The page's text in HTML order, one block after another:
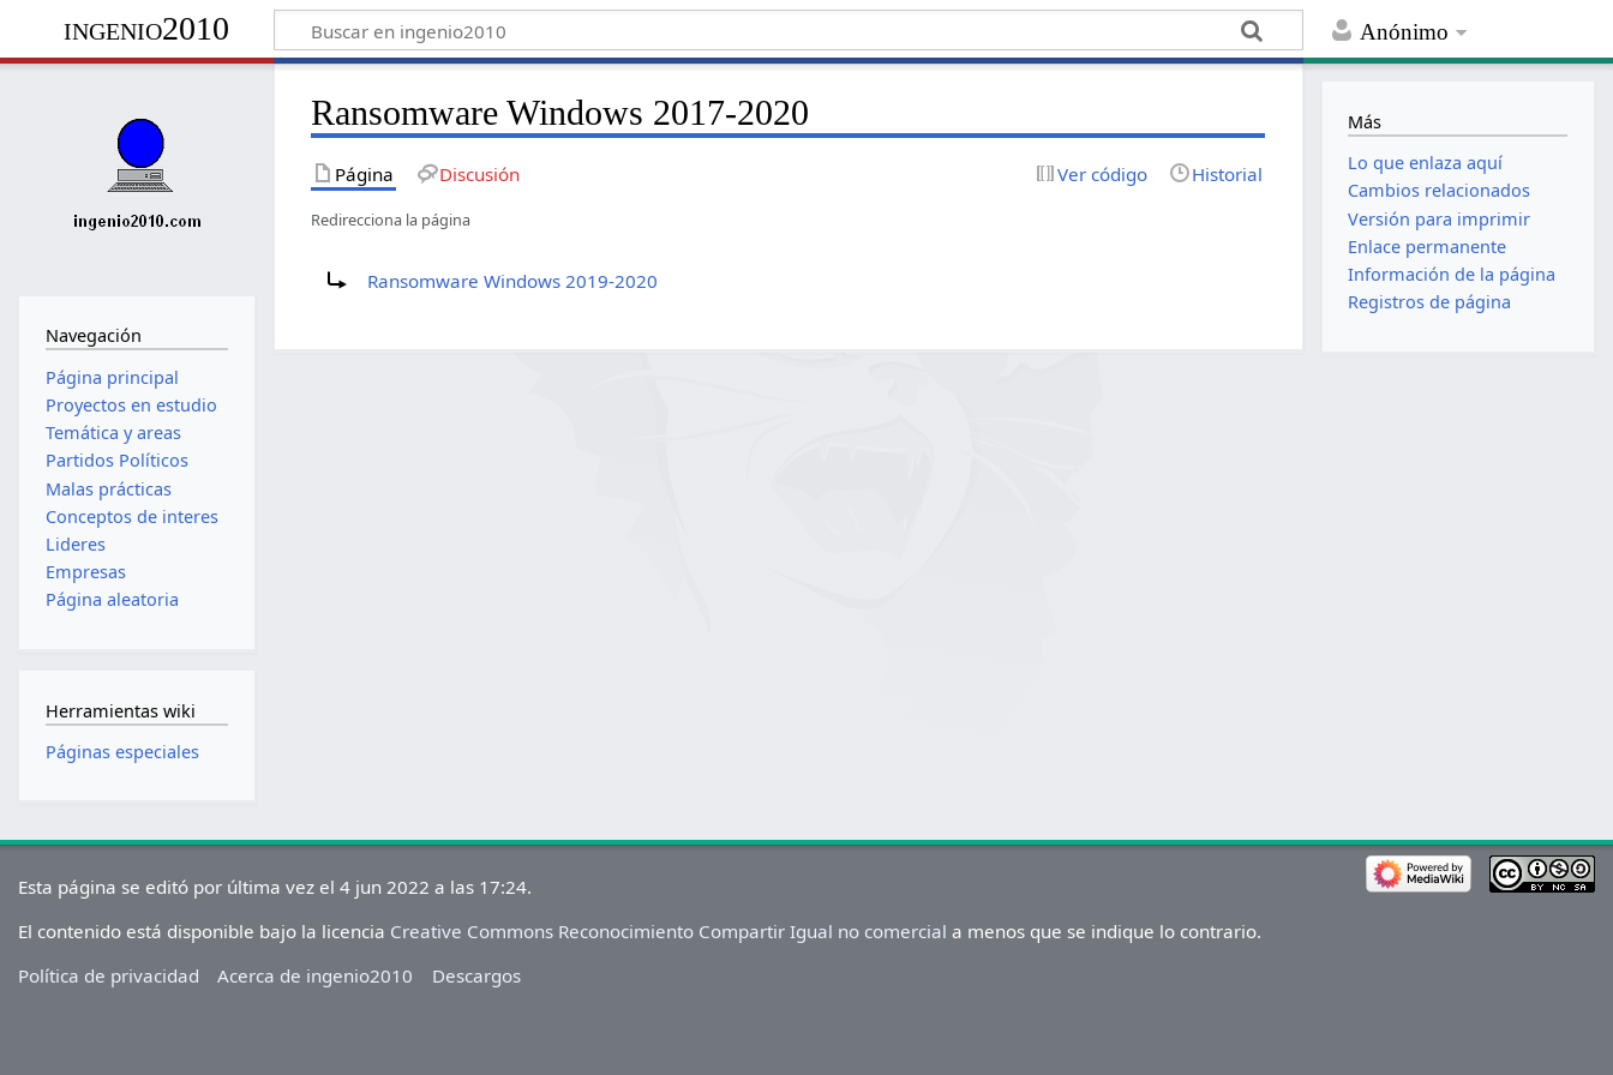
Anónimo
ingenio2010
Ransomware Windows 2017-2020
Página Discusión Ver código Historial
Redirecciona la página
Ransomware Windows 2019-2020
Navegación
Página principal
Proyectos en estudio
Temática y areas
Partidos Políticos
Malas prácticas
Conceptos de interes
Lideres
Empresas
Página aleatoria
Herramientas wiki
Páginas especiales
Más
Lo que enlaza aquí
Cambios relacionados
Versión para imprimir
Enlace permanente
Información de la página
Registros de página
Esta página se editó por última vez el 4 jun 2022 a las 17:24.
El contenido está disponible bajo la licencia Creative Commons Reconocimiento Compartir Igual no comercial a menos que se indique lo contrario.
Política de privacidad
Acerca de ingenio2010 Descargos